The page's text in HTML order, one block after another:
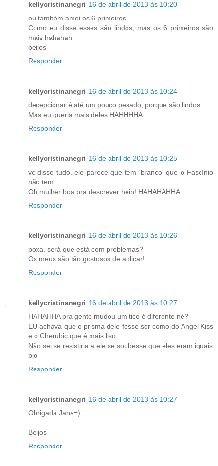
kellycristinanegri 16 de abril de 2013 às 10:20
eu também amei os 6 primeiros.
Como eu disse esses são lindos, mas os 6 primeiros são
mais hahahah
beijos
Responder
kellycristinanegri 16 de abril de 2013 às 10:24
decepcionar é até um pouco pesado, porque são lindos.
Mas eu queria mais deles HAHHHHA
Responder
kellycristinanegri 16 de abril de 2013 às 10:25
vc disse tudo, ele parece que tem 'branco' que o Fascínio
não tem.
Oh mulher boa pra descrever hein! HAHAHAHHA
Responder
kellycristinanegri 16 de abril de 2013 às 10:26
poxa, será que está com problemas?
Os meus são tão gostosos de aplicar!
Responder
kellycristinanegri 16 de abril de 2013 às 10:27
HAHAHHA pra gente mudou um tico é diferente né?
EU achava que o prisma dele fosse ser como do Angel Kiss
e o Cherubic que é mais liso.
Não sei se resistiria a ele se soubesse que eles eram iguais
bjo
Responder
kellycristinanegri 16 de abril de 2013 às 10:27
Obrigada Jana=)
Beijos
Responder